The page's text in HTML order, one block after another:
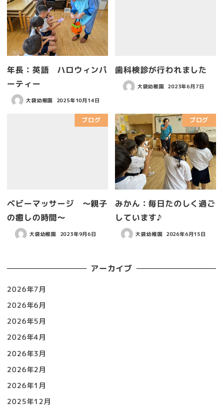
年長：英語 ハロウィンパ
ーティー
大袋幼稚園 2025年10月14日
歯科検診が行われました
大袋幼稚園 2023年6月7日
ブログ
ベビーマッサージ ～親子
の癒しの時間～
大袋幼稚園 2023年9月6日
ブログ
みかん：毎日たのしく過ご
しています♪
大袋幼稚園 2026年6月15日
アーカイブ
2026年7月
2026年6月
2026年5月
2026年4月
2026年3月
2026年2月
2026年1月
2025年12月